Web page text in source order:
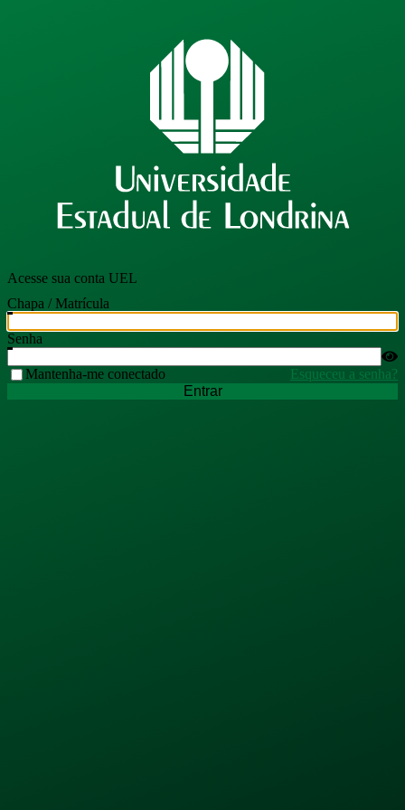
Acesse sua conta UEL
Chapa / Matrícula
Senha
Mantenha-me conectado
Esqueceu a senha?
Entrar